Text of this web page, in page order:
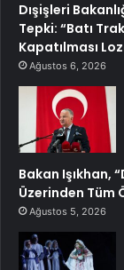
Dışişleri
Tepki: “Batı
Kapatılması
Ağustos 6, 2026
Bakan Işıkhan,
Üzerinden Tüm
Ağustos 5, 2026